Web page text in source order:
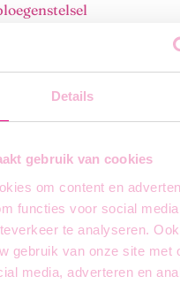
Details
gebruik van cookies
om content en
functies voor social
te analyseren.
gebruik van onze site met
media, adverteren en
binnendienst